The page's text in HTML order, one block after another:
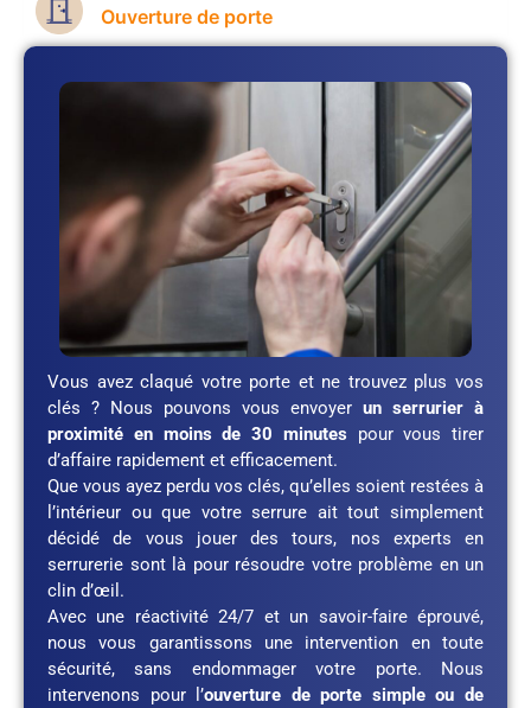
Ouverture de porte
Vous avez claqué votre porte et ne trouvez plus vos
clés ? Nous pouvons vous envoyer un serrurier à
proximité en moins de 30 minutes pour vous tirer
d’affaire rapidement et efficacement.
Que vous ayez perdu vos clés, qu’elles soient restées à
l’intérieur ou que votre serrure ait tout simplement
décidé de vous jouer des tours, nos experts en
serrurerie sont là pour résoudre votre problème en un
clin d’œil.
Avec une réactivité 24/7 et un savoir-faire éprouvé,
nous vous garantissons une intervention en toute
sécurité, sans endommager votre porte. Nous
intervenons pour l’ouverture de porte simple ou de